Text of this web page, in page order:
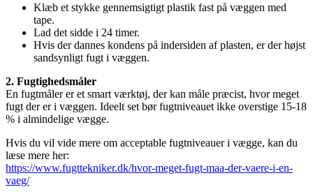
Klæb et stykke gennemsigtigt plastik fast på væggen med
tape.
Lad det sidde i 24 timer.
Hvis der dannes kondens på indersiden af plasten, er der højst
sandsynligt fugt i væggen.
2. Fugtighedsmåler
En fugtmåler er et smart værktøj, der kan måle præcist, hvor meget
fugt der er i væggen. Ideelt set bør fugtniveauet ikke overstige 15-18
% i almindelige vægge.
Hvis du vil vide mere om acceptable fugtniveauer i vægge, kan du
læse mere her:
https://www.fugttekniker.dk/hvor-meget-fugt-maa-der-vaere-i-en-
vaeg/